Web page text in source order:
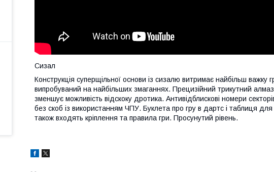
Сизал
Конструкція суперщільної основи із сизалю витримає найбільш важку
випробуваний на найбільших змаганнях. Прецизійний трикутний
зменшує можливість відскоку дротика. Антивідблискові номери
без скоб із використанням ЧПУ. Буклета про гру в дартс і таблиця
також входять кріплення та правила гри. Просунутий рівень.